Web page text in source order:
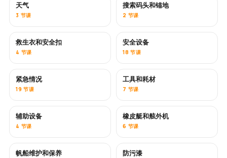
天气
3 节课
搜索码头和锚地
2 节课
救生衣和安全扣
4 节课
安全设备
18 节课
紧急情况
19 节课
工具和耗材
7 节课
辅助设备
4 节课
橡皮艇和舷外机
6 节课
帆船维护和保养 即将推出
防污漆